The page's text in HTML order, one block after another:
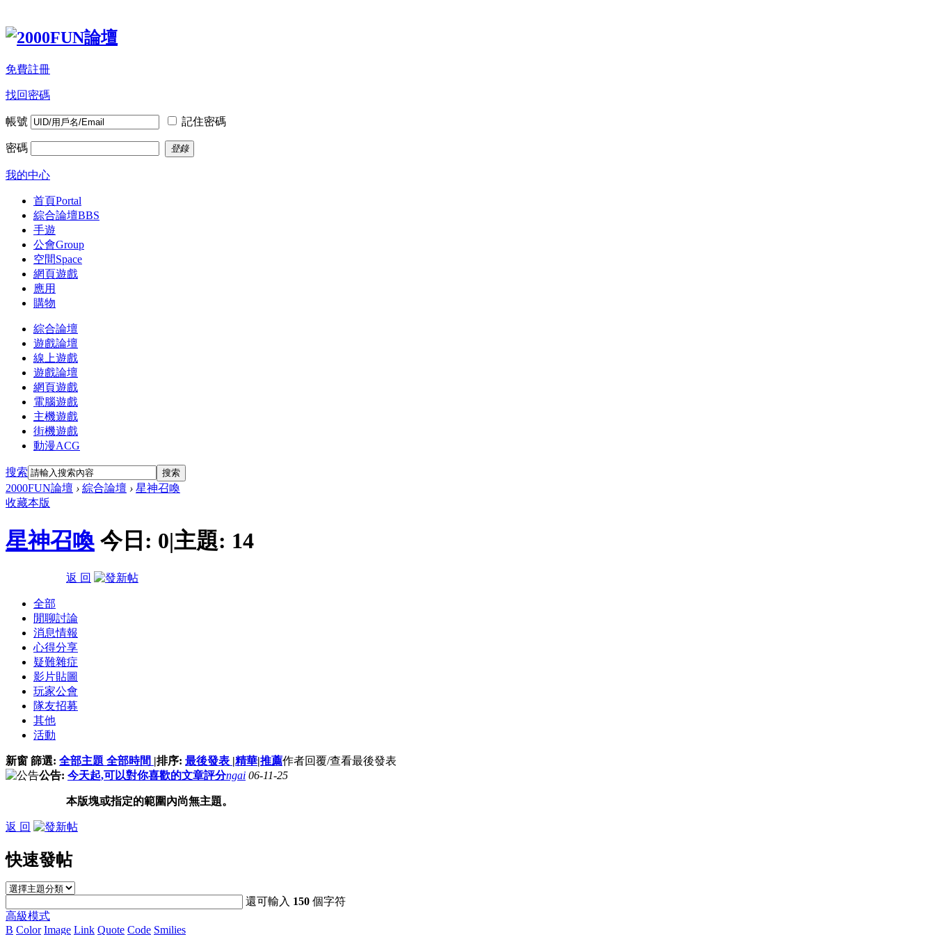
免費註冊
找回密碼
帳號 記住密碼
密碼 登錄
我的中心
首頁Portal
綜合論壇BBS
手遊
公會Group
空間Space
網頁遊戲
應用
購物
綜合論壇
遊戲論壇
線上遊戲
遊戲論壇
網頁遊戲
電腦遊戲
主機遊戲
街機遊戲
動漫ACG
搜索 搜索
2000FUN論壇 › 綜合論壇 › 星神召喚
收藏本版
星神召喚 今日: 0|主題: 14
返 回
全部
閒聊討論
消息情報
心得分享
疑難雜症
影片貼圖
玩家公會
隊友招募
其他
活動
新窗 篩選: 全部主題 全部時間 |排序: 最後發表 |精華|推薦作者回覆/查看最後發表
公告: 今天起,可以對你喜歡的文章評分ngai 06-11-25
本版塊或指定的範圍內尚無主題。
返 回
快速發帖
還可輸入 150 個字符
高級模式
B Color Image Link Quote Code Smilies